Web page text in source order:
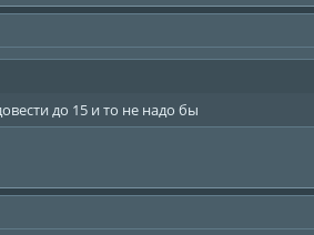
до 15 и то не надо бы